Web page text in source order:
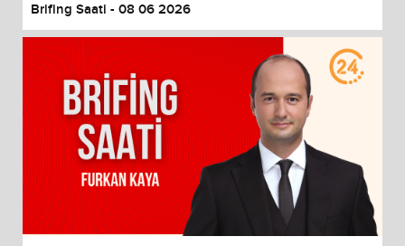
Brifing Saati - 08 06 2026